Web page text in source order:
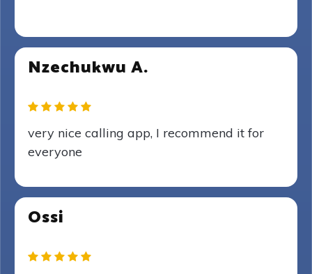
Nzechukwu A.
very nice calling app, I recommend it for
everyone
Ossi